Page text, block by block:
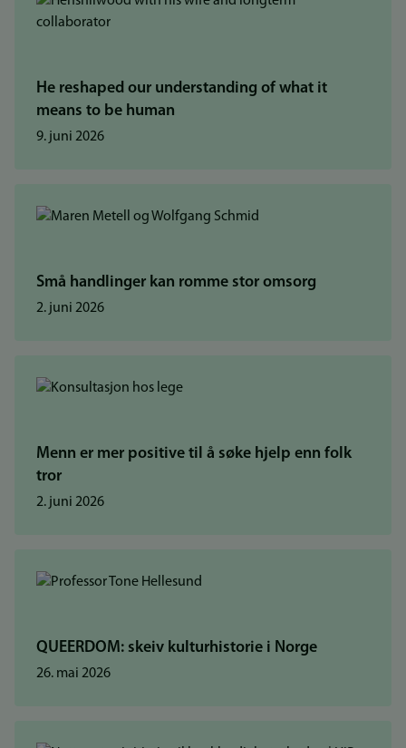
He reshaped our understanding of what it
means to be human
9. juni 2026
Små handlinger kan romme stor omsorg
2. juni 2026
Menn er mer positive til å søke hjelp enn folk
tror
2. juni 2026
QUEERDOM: skeiv kulturhistorie i Norge
26. mai 2026